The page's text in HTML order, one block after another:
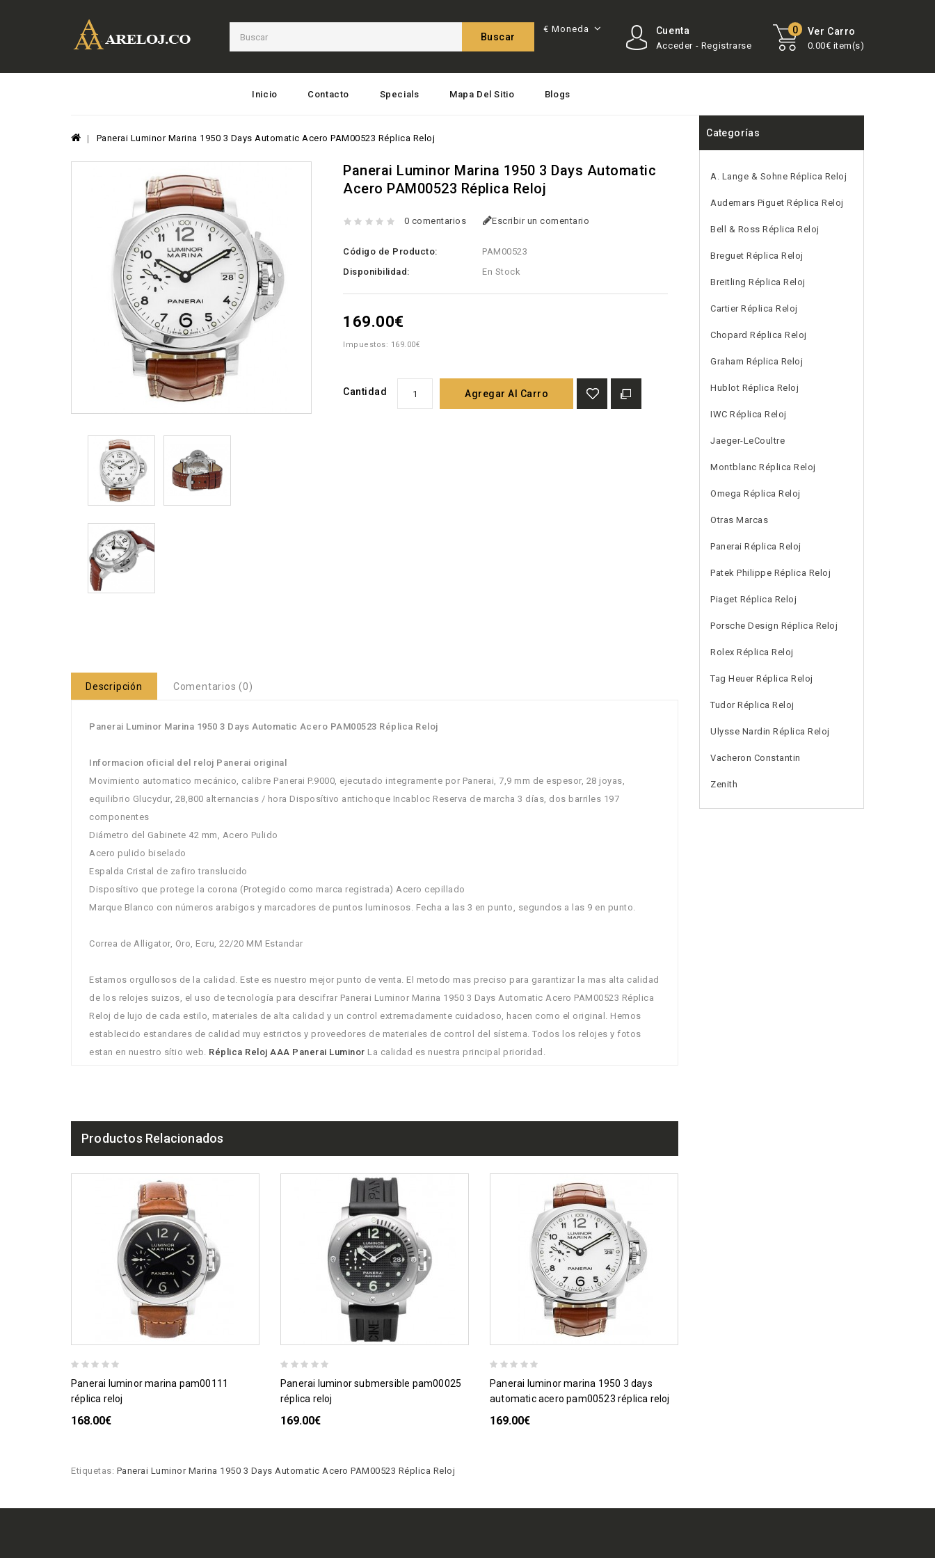
Ver Carro
0.00€ item(s)
0
Cuenta
Acceder - Registrarse
Buscar
€ Moneda
Inicio Contacto Specials Mapa Del Sitio Blogs
Panerai Luminor Marina 1950 3 Days Automatic Acero PAM00523 Réplica Reloj
Panerai Luminor Marina 1950 3 Days Automatic
Acero PAM00523 Réplica Reloj
0 comentarios Escribir un comentario
Código de Producto:
PAM00523
Disponibilidad:
En Stock
169.00€
Impuestos: 169.00€
Cantidad Agregar Al Carro
Descripción Comentarios (0)
Panerai Luminor Marina 1950 3 Days Automatic Acero PAM00523 Réplica Reloj
Informacion oficial del reloj Panerai original
Movimiento automatico mecánico, calibre Panerai P.9000, ejecutado integramente por Panerai, 7,9 mm de espesor, 28 joyas,
equilibrio Glucydur, 28,800 alternancias / hora Disposítivo antichoque Incabloc Reserva de marcha 3 días, dos barriles 197
componentes
Diámetro del Gabinete 42 mm, Acero Pulido
Acero pulido biselado
Espalda Cristal de zafiro translucido
Disposítivo que protege la corona (Protegido como marca registrada) Acero cepillado
Marque Blanco con números arabigos y marcadores de puntos luminosos. Fecha a las 3 en punto, segundos a las 9 en punto.
Correa de Alligator, Oro, Ecru, 22/20 MM Estandar
Estamos orgullosos de la calidad. Este es nuestro mejor punto de venta. El metodo mas preciso para garantizar la mas alta calidad
de los relojes suizos, el uso de tecnología para descifrar Panerai Luminor Marina 1950 3 Days Automatic Acero PAM00523 Réplica
Reloj de lujo de cada estilo, materiales de alta calidad y un control extremadamente cuidadoso, hacen como el original. Hemos
establecido estandares de calidad muy estrictos y proveedores de materiales de control del sístema. Todos los relojes y fotos
estan en nuestro sítio web. Réplica Reloj AAA Panerai Luminor La calidad es nuestra principal prioridad.
Productos Relacionados
panerai luminor marina pam00111
réplica reloj
168.00€
panerai luminor submersible pam00025
réplica reloj
169.00€
panerai luminor marina 1950 3 days
automatic acero pam00523 réplica reloj
169.00€
Etiquetas: Panerai Luminor Marina 1950 3 Days Automatic Acero PAM00523 Réplica Reloj
Categorías
A. Lange & Sohne Réplica Reloj
Audemars Piguet Réplica Reloj
Bell & Ross Réplica Reloj
Breguet Réplica Reloj
Breitling Réplica Reloj
Cartier Réplica Reloj
Chopard Réplica Reloj
Graham Réplica Reloj
Hublot Réplica Reloj
IWC Réplica Reloj
Jaeger-LeCoultre
Montblanc Réplica Reloj
Omega Réplica Reloj
Otras Marcas
Panerai Réplica Reloj
Patek Philippe Réplica Reloj
Piaget Réplica Reloj
Porsche Design Réplica Reloj
Rolex Réplica Reloj
Tag Heuer Réplica Reloj
Tudor Réplica Reloj
Ulysse Nardin Réplica Reloj
Vacheron Constantin
Zenith